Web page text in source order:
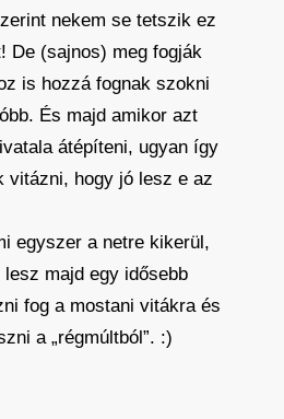
nekem se tetszik ez
De (sajnos) meg fogják
is hozzá fognak szokni
És majd amikor azt
átépíteni, ugyan így
vitázni, hogy jó lesz e az
egyszer a netre kikerül,
majd egy idősebb
fog a mostani vitákra és
a „régmúltból”. :)